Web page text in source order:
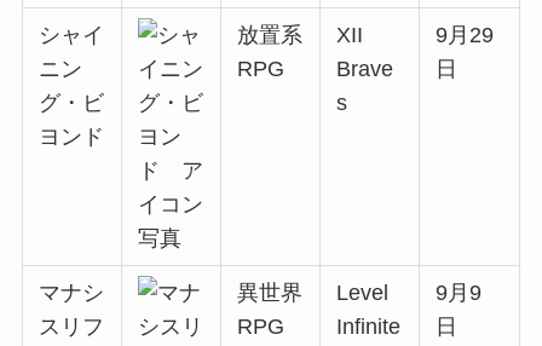
シャイ
ニン
グ・ビ
ヨンド
放置系
RPG
XII
Brave
s
9月29
日
マナシ
スリフ
異世界
RPG
Level
Infinite
9月9
日